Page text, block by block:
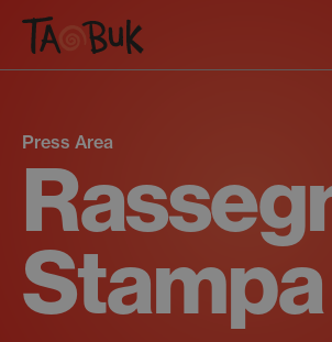
Press Area
Stampa